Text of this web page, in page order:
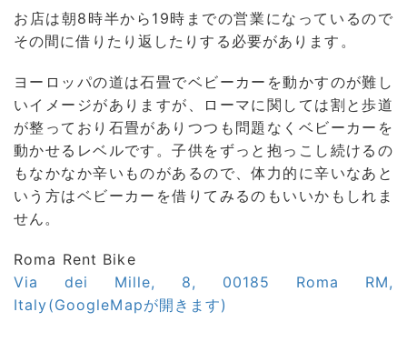
お店は朝8時半から19時までの営業になっているので
その間に借りたり返したりする必要があります。
ヨーロッパの道は石畳でベビーカーを動かすのが難し
いイメージがありますが、ローマに関しては割と歩道
が整っており石畳がありつつも問題なくベビーカーを
動かせるレベルです。子供をずっと抱っこし続けるの
もなかなか辛いものがあるので、体力的に辛いなあと
いう方はベビーカーを借りてみるのもいいかもしれま
せん。
Roma Rent Bike
Via dei Mille, 8, 00185 Roma RM,
Italy(GoogleMapが開きます)